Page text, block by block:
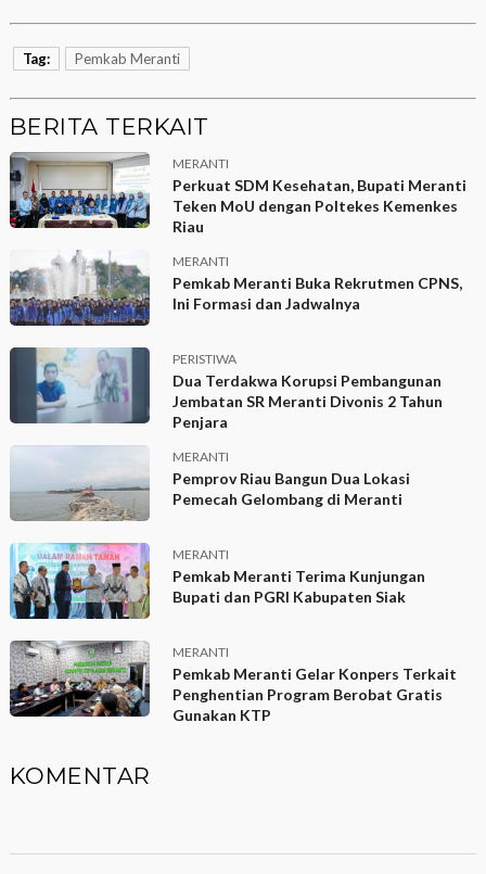
Tag: Pemkab Meranti
BERITA TERKAIT
MERANTI
Perkuat SDM Kesehatan, Bupati Meranti
Teken MoU dengan Poltekes Kemenkes
Riau
MERANTI
Pemkab Meranti Buka Rekrutmen CPNS,
Ini Formasi dan Jadwalnya
PERISTIWA
Dua Terdakwa Korupsi Pembangunan
Jembatan SR Meranti Divonis 2 Tahun
Penjara
MERANTI
Pemprov Riau Bangun Dua Lokasi
Pemecah Gelombang di Meranti
MERANTI
Pemkab Meranti Terima Kunjungan
Bupati dan PGRI Kabupaten Siak
MERANTI
Pemkab Meranti Gelar Konpers Terkait
Penghentian Program Berobat Gratis
Gunakan KTP
KOMENTAR